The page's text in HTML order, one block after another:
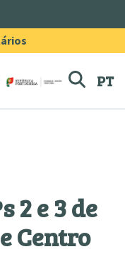
PT
2 e 3 de
Centro